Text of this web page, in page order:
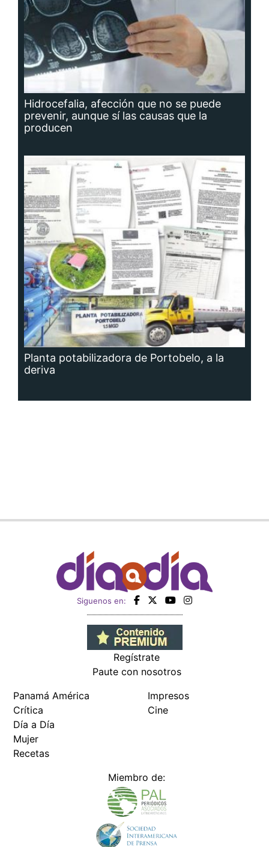
Hidrocefalia, afección que no se puede
prevenir, aunque sí las causas que la
producen
Planta potabilizadora de Portobelo, a la
deriva
Siguenos en:
Regístrate
Paute con nosotros
Panamá América
Crítica
Día a Día
Mujer
Recetas
Impresos
Cine
Miembro de: